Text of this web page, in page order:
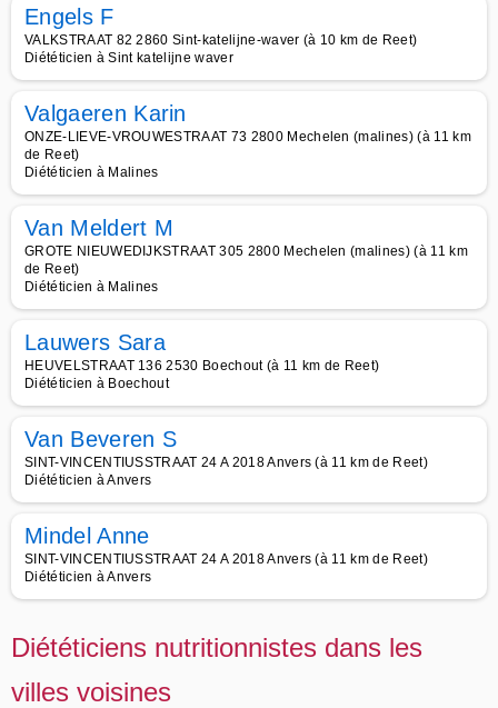
Engels F
VALKSTRAAT 82 2860 Sint-katelijne-waver (à 10 km de Reet)
Diététicien à Sint katelijne waver
Valgaeren Karin
ONZE-LIEVE-VROUWESTRAAT 73 2800 Mechelen (malines) (à 11 km
de Reet)
Diététicien à Malines
Van Meldert M
GROTE NIEUWEDIJKSTRAAT 305 2800 Mechelen (malines) (à 11 km
de Reet)
Diététicien à Malines
Lauwers Sara
HEUVELSTRAAT 136 2530 Boechout (à 11 km de Reet)
Diététicien à Boechout
Van Beveren S
SINT-VINCENTIUSSTRAAT 24 A 2018 Anvers (à 11 km de Reet)
Diététicien à Anvers
Mindel Anne
SINT-VINCENTIUSSTRAAT 24 A 2018 Anvers (à 11 km de Reet)
Diététicien à Anvers
Diététiciens nutritionnistes dans les
villes voisines